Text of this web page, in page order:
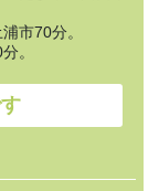
市70分。
。